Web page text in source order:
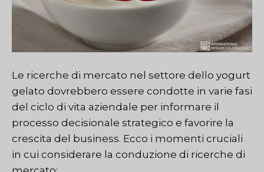
Le ricerche di mercato nel settore dello yogurt
gelato dovrebbero essere condotte in varie fasi
del ciclo di vita aziendale per informare il
processo decisionale strategico e favorire la
crescita del business. Ecco i momenti cruciali
in cui considerare la conduzione di ricerche di